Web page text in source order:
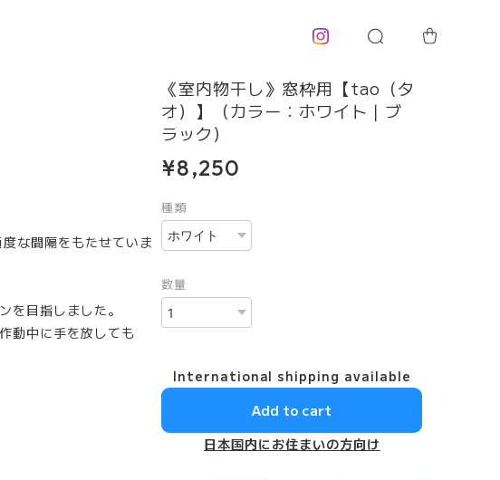
な間隔をもたせていま
を目指しました。
動中に手を放しても
《室内物干し》窓枠用【tao（タ
オ）】（カラー：ホワイト｜ブ
ラック）
¥8,250
種類
数量
International shipping available
Add to cart
日本国内にお住まいの方向け